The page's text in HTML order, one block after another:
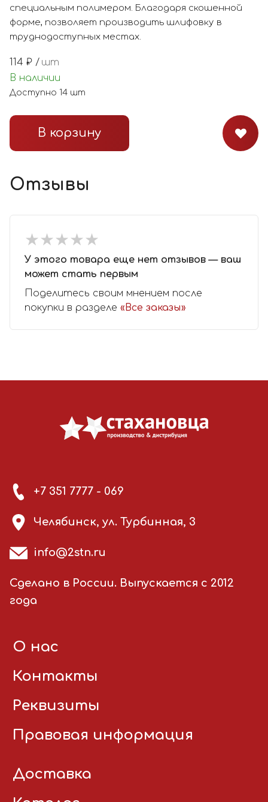
специальным полимером. Благодаря скошенной
форме, позволяет производить шлифовку в
труднодоступных местах.
114 ₽ / шт
В наличии
Доступно 14 шт
В корзину
Отзывы
★★★★★
★★★★★
У этого товара еще нет отзывов — ваш
может стать первым
Поделитесь своим мнением после
покупки в разделе «Все заказы»
+7 351 7777 - 069
Челябинск, ул. Турбинная, 3
info@2stn.ru
Сделано в России. Выпускается с 2012
года
О нас
Контакты
Реквизиты
Правовая информация
Доставка